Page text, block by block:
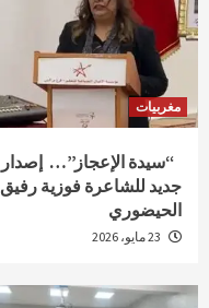
مغربيات
“سيدة الإعجاز”… إصدار
جديد للشاعرة فوزية رفيق
الحيضوري